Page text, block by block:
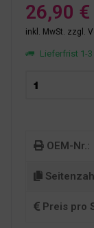
26,90
inkl. MwSt. zzgl.
Lieferfrist 1-
OEM-Nr.:
Preis pro